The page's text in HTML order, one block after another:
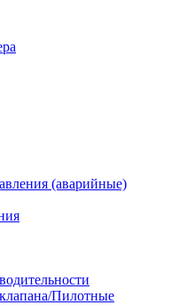
(аварийные)
Пилотные